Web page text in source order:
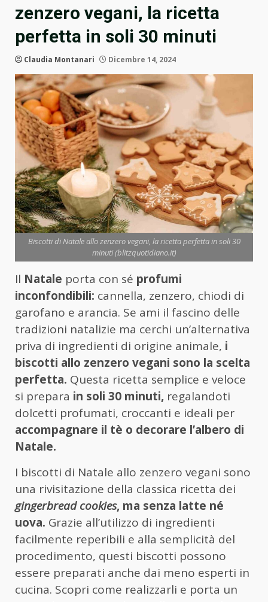
zenzero vegani, la ricetta
perfetta in soli 30 minuti
Claudia Montanari Dicembre 14, 2024
Biscotti di Natale allo zenzero vegani, la ricetta perfetta in soli 30
minuti (blitzquotidiano.it)
Il Natale porta con sé profumi
inconfondibili: cannella, zenzero, chiodi di
garofano e arancia. Se ami il fascino delle
tradizioni natalizie ma cerchi un’alternativa
priva di ingredienti di origine animale, i
biscotti allo zenzero vegani sono la scelta
perfetta. Questa ricetta semplice e veloce
si prepara in soli 30 minuti, regalandoti
dolcetti profumati, croccanti e ideali per
accompagnare il tè o decorare l’albero di
Natale.
I biscotti di Natale allo zenzero vegani sono
una rivisitazione della classica ricetta dei
gingerbread cookies, ma senza latte né
uova. Grazie all’utilizzo di ingredienti
facilmente reperibili e alla semplicità del
procedimento, questi biscotti possono
essere preparati anche dai meno esperti in
cucina. Scopri come realizzarli e porta un